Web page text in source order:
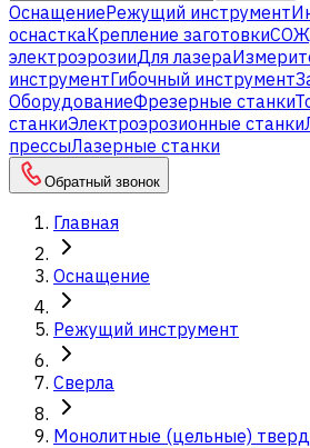
ОснащениеРежущий инструмент
оснасткаКрепление заготовки
электроэрозииДля лазера
инструментГибочный инструмент
ОборудованиеФрезерные станки
станкиЭлектроэрозионные станки
прессыЛазерные станки
Обратный звонок
Главная
Оснащение
Режущий инструмент
Сверла
Монолитные (цельные)